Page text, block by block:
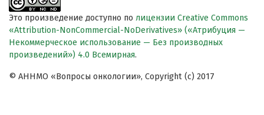
Это произведение доступно по лицензии Creative Commons
«Attribution-NonCommercial-NoDerivatives» («Атрибуция —
Некоммерческое использование — Без производных
произведений») 4.0 Всемирная.
© АННМО «Вопросы онкологии», Copyright (c) 2017